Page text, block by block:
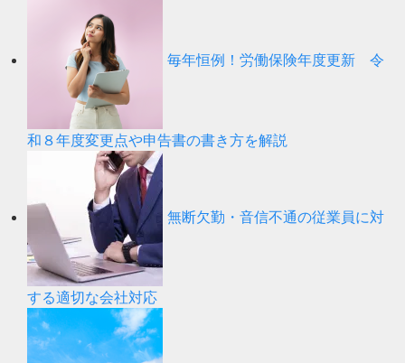
毎年恒例！労働保険年度更新 令
和８年度変更点や申告書の書き方を解説
無断欠勤・音信不通の従業員に対
する適切な会社対応